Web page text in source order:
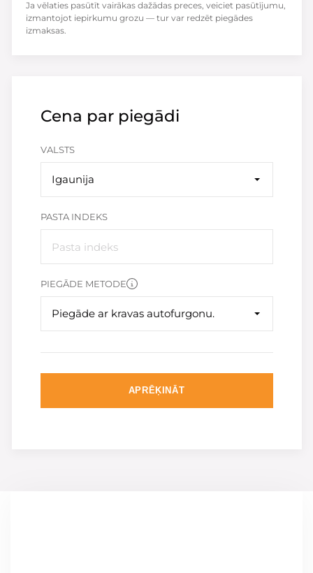
Cena par piegādi
VALSTS
Igaunija
PASTA INDEKS
PIEGĀDE METODE
Piegāde ar kravas autofurgonu.
APRĒĶINĀT
Ja vēlaties pasūtīt vairākas dažādas preces, veiciet pasūtījumu,
izmantojot iepirkumu grozu — tur var redzēt piegādes
izmaksas.